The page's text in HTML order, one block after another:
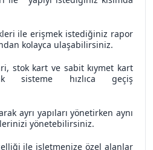
ile erişmek istediğiniz rapor
kolayca ulaşabilirsiniz.
stok kart ve sabit kıymet kart
sisteme hızlıca geçiş
ayrı yapıları yönetirken aynı
yönetebilirsiniz.
ile işletmenize özel alanlar